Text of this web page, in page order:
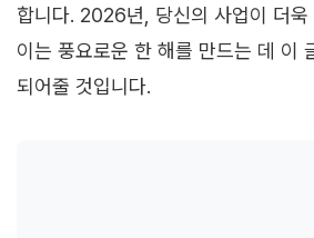
합니다. 2026년, 당신의 사업이 더
이는 풍요로운 한 해를 만드는 데 이
되어줄 것입니다.